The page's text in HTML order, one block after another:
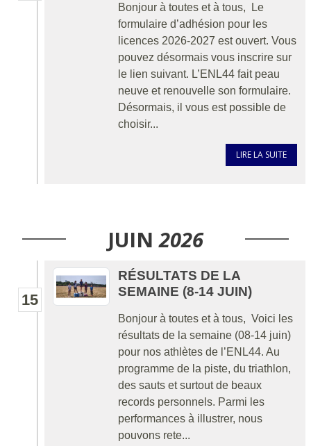
Bonjour à toutes et à tous, Le
formulaire d’adhésion pour les
licences 2026-2027 est ouvert. Vous
pouvez désormais vous inscrire sur
le lien suivant. L’ENL44 fait peau
neuve et renouvelle son formulaire.
Désormais, il vous est possible de
choisir...
LIRE LA SUITE
JUIN 2026
15
RÉSULTATS DE LA
SEMAINE (8-14 JUIN)
Bonjour à toutes et à tous, Voici les
résultats de la semaine (08-14 juin)
pour nos athlètes de l’ENL44. Au
programme de la piste, du triathlon,
des sauts et surtout de beaux
records personnels. Parmi les
performances à illustrer, nous
pouvons rete...